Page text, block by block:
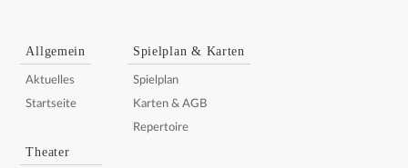
Allgemein
Aktuelles
Startseite
Spielplan & Karten
Spielplan
Karten & AGB
Repertoire
Theater